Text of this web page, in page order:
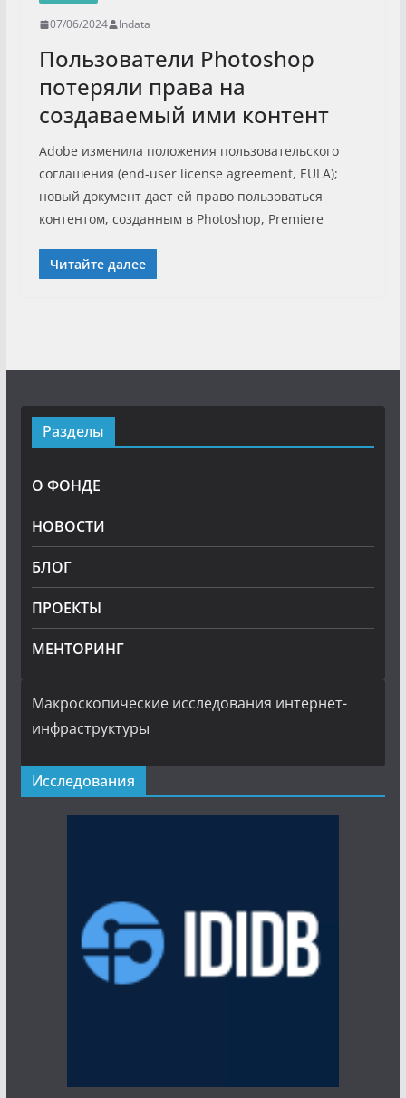
07/06/2024 Indata
Пользователи Photoshop
потеряли права на
создаваемый ими контент
Adobe изменила положения пользовательского
соглашения (end-user license agreement, EULA);
новый документ дает ей право пользоваться
контентом, созданным в Photoshop, Premiere
Читайте далее
Разделы
О ФОНДЕ
НОВОСТИ
БЛОГ
ПРОЕКТЫ
МЕНТОРИНГ
Макроскопические исследования интернет-
инфраструктуры
Исследования